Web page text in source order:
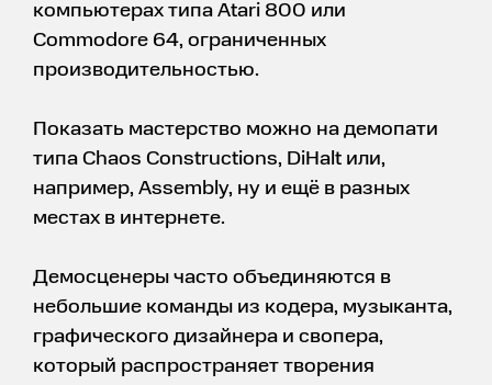
компьютерах типа Atari 800 или
Commodore 64, ограниченных
производительностью.
Показать мастерство можно на демопати
типа Chaos Constructions, DiHalt или,
например, Assembly, ну и ещё в разных
местах в интернете.
Демосценеры часто объединяются в
небольшие команды из кодера, музыканта,
графического дизайнера и свопера,
который распространяет творения